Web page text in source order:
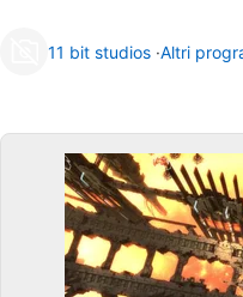
11 bit studios Altri